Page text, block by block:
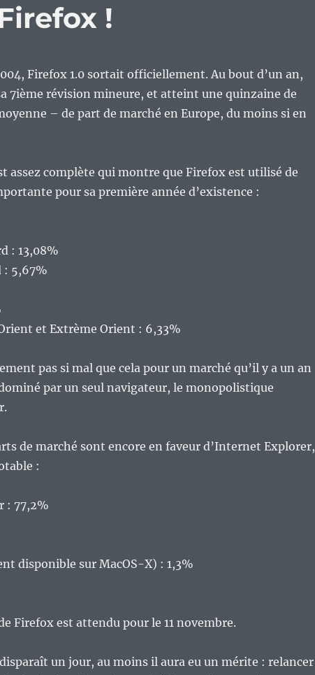
!
Firefox 1.0 sortait officiellement. Au bout d’un an,
7ième révision mineure, et atteint une quinzaine de
– de part de marché en Europe, du moins si en
assez complète qui montre que Firefox est utilisé de
pour sa première année d’existence :
: 13,08%
: 5,67%
et Extrème Orient : 6,33%
pas si mal que cela pour un marché qu’il y a un an
par un seul navigateur, le monopolistique
de marché sont encore en faveur d’Internet Explorer,
:
: 77,2%
disponible sur MacOS-X) : 1,3%
Firefox est attendu pour le 11 novembre.
un jour, au moins il aura eu un mérite : relancer